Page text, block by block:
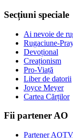
Secțiuni speciale
Ai nevoie de
Rugaciune-
Devoțional
Creaționism
Pro-Viață
Liber de datorii
Joyce Meyer
Cartea Cărților
Fii partener AO
Partener AOTV